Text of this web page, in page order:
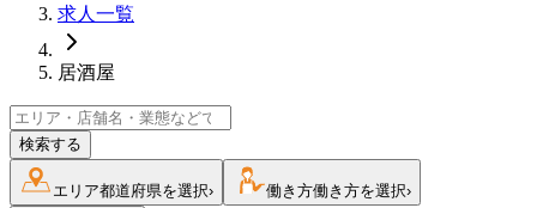
求人一覧
居酒屋
検索する
エリア都道府県を選択› 働き方働き方を選択›